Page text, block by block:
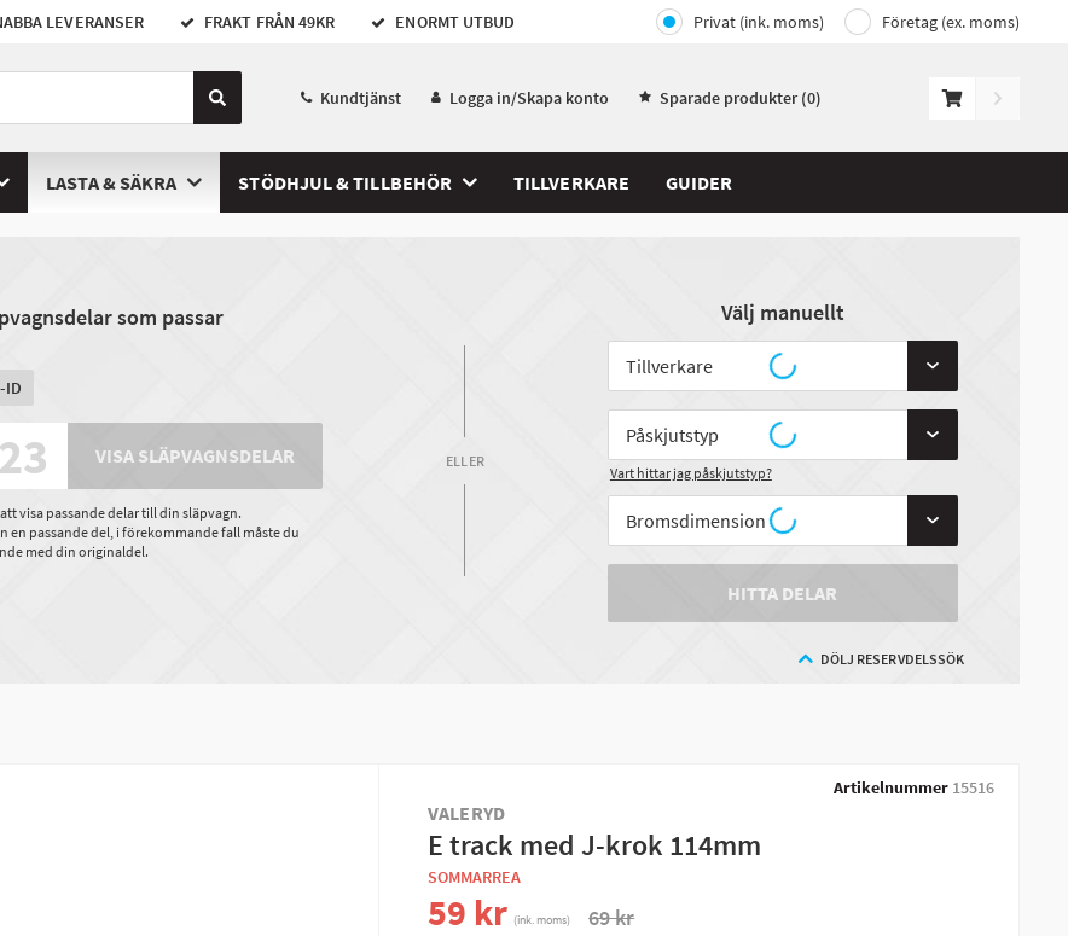
LEVERANSER FRAKT FRÅN 49KR ENORMT UTBUD Privat (ink. moms) Företag (ex. moms)
Kundtjänst Logga in/Skapa konto Sparade produkter (0)
LASTA & SÄKRA STÖDHJUL & TILLBEHÖR TILLVERKARE GUIDER
som passar
ID
VISA SLÄPVAGNSDELAR
visa passande delar till din släpvagn.
en passande del, i förekommande fall måste du
med din originaldel.
ELLER
Välj manuellt
Vart hittar jag påskjutstyp?
HITTA DELAR
DÖLJ RESERVDELSSÖK
Artikelnummer 15516
VALERYD
E track med J-krok 114mm
SOMMARREA
59 kr (ink. moms) 69 kr